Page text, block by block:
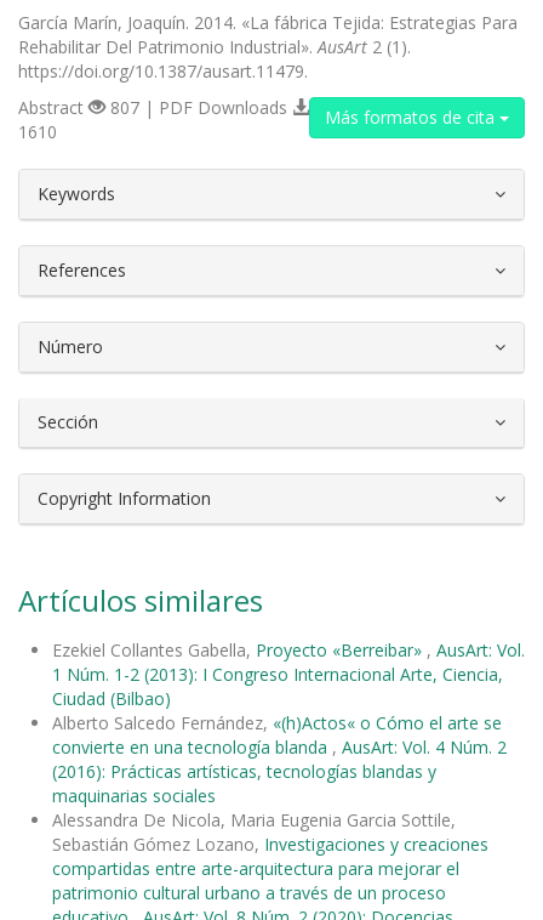
García Marín, Joaquín. 2014. «La fábrica Tejida: Estrategias Para
Rehabilitar Del Patrimonio Industrial». AusArt 2 (1).
https://doi.org/10.1387/ausart.11479.
Más formatos de cita
Abstract
807 | PDF Downloads
1610
Keywords
References
Número
Sección
Copyright Information
Artículos similares
Ezekiel Collantes Gabella, Proyecto «Berreibar» , AusArt: Vol.
1 Núm. 1-2 (2013): I Congreso Internacional Arte, Ciencia,
Ciudad (Bilbao)
Alberto Salcedo Fernández, «(h)Actos« o Cómo el arte se
convierte en una tecnología blanda , AusArt: Vol. 4 Núm. 2
(2016): Prácticas artísticas, tecnologías blandas y
maquinarias sociales
Alessandra De Nicola, Maria Eugenia Garcia Sottile,
Sebastián Gómez Lozano, Investigaciones y creaciones
compartidas entre arte-arquitectura para mejorar el
patrimonio cultural urbano a través de un proceso